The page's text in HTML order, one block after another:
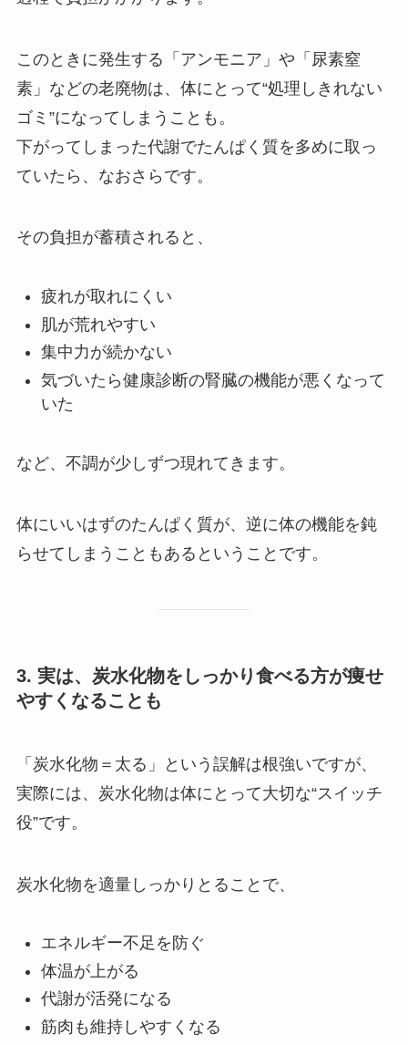
このときに発生する「アンモニア」や「尿素窒
素」などの老廃物は、体にとって“処理しきれない
ゴミ”になってしまうことも。
下がってしまった代謝でたんぱく質を多めに取っ
ていたら、なおさらです。
その負担が蓄積されると、
疲れが取れにくい
肌が荒れやすい
集中力が続かない
気づいたら健康診断の腎臓の機能が悪くなって
いた
など、不調が少しずつ現れてきます。
体にいいはずのたんぱく質が、逆に体の機能を鈍
らせてしまうこともあるということです。
3. 実は、炭水化物をしっかり食べる方が痩せ
やすくなることも
「炭水化物＝太る」という誤解は根強いですが、
実際には、炭水化物は体にとって大切な“スイッチ
役”です。
炭水化物を適量しっかりとることで、
エネルギー不足を防ぐ
体温が上がる
代謝が活発になる
筋肉も維持しやすくなる